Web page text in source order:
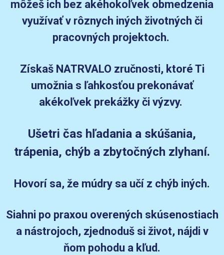
môžeš ich bez akéhokoľvek obmedzenia
využívať v rôznych iných životných či
pracovných projektoch.
Získaš NATRVALO zručnosti, ktoré Ti
umožnia s ľahkosťou prekonávať
akékoľvek prekážky či výzvy.
Ušetri čas hľadania a skúšania,
trápenia, chýb a zbytočných zlyhaní.
Hovorí sa, že múdry sa učí z chýb iných.
Siahni po praxou overených skúsenostiach
a nástrojoch, zjednoduš si život, nájdi v
ňom pohodu a kľud.